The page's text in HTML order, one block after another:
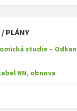
PLÁNY
studie –
NN, obnova